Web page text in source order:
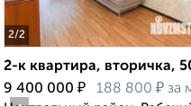
2/2
2-к квартира, вторичка,
9 400 000 ₽ 188 800 ₽ за